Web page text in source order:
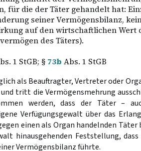
für die der Täter gehandelt hat:
seiner Vermögensbilanz,
auf den wirtschaftlichen Wert
des Täters).
1 StGB; § 73b Abs. 1 StGB
als Beauftragter, Vertreter oder
und tritt die Vermögensmehrung
werden, dass der Täter –
Verfügungsgewalt über das
einen als Organ handelnden Täter
hinausgehenden Feststellung,
Vermögensbilanz führte.